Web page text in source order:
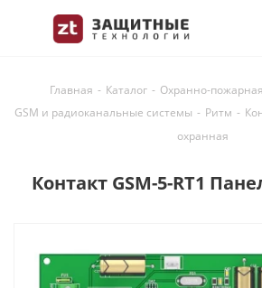
Главная - Каталог - Охранно-
GSM и радиоканальные системы - Ритм -
охранная
Контакт GSM-5-RT1